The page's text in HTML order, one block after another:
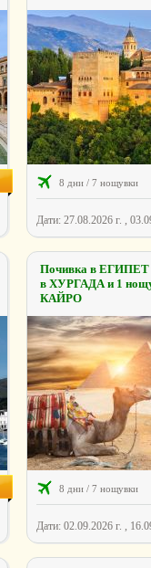
8 дни / 7 нощувки
Дати: 27.08.2026 г. ,
Почивка в ЕГИПЕТ
в ХУРГАДА и 1
КАЙРО
8 дни / 7 нощувки
Дати: 02.09.2026 г. ,